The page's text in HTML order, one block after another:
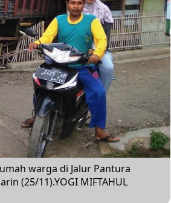
warga di Jalur Pantura
(25/11).YOGI MIFTAHUL